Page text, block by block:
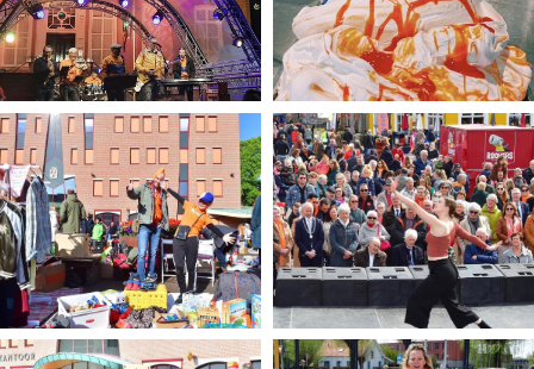
Natuurgebieden
Baroniepoorten
Sport
Andere City Apps
Inloggen